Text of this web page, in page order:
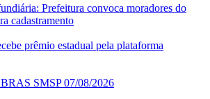
Prefeitura convoca moradores do
cadastramento
prêmio estadual pela plataforma
SMSP 07/08/2026